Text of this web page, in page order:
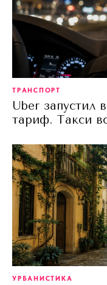
ТРАНСПОРТ
Uber запустил
тариф. Такси
УРБАНИСТИКА